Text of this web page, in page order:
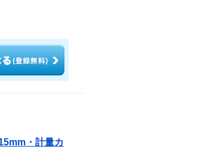
・計量カ